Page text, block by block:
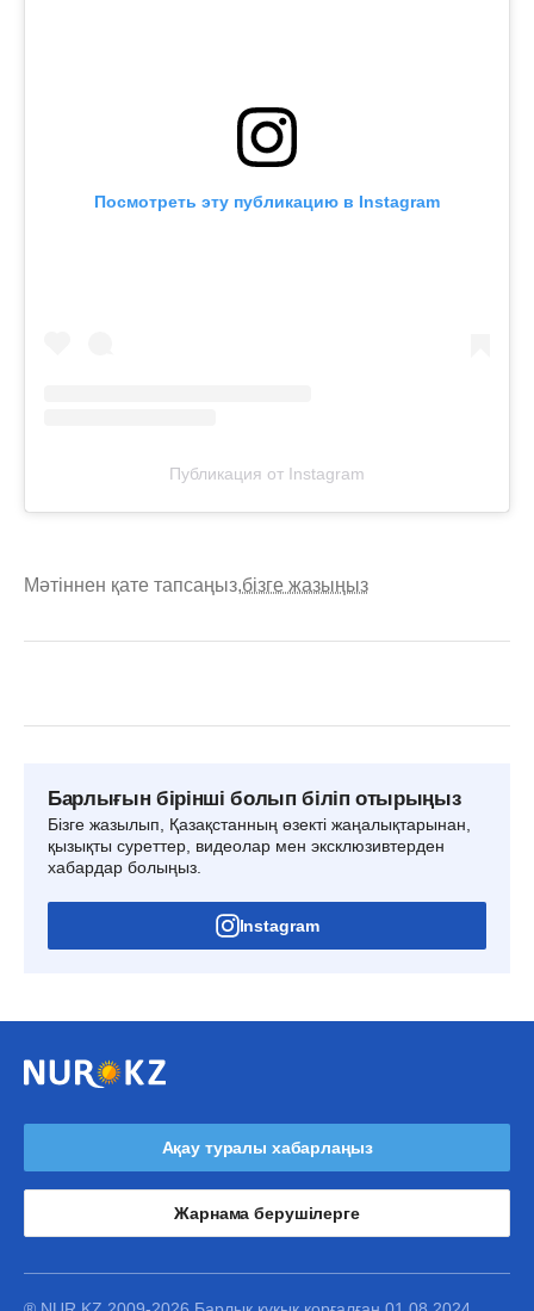
Посмотреть эту публикацию в Instagram
Публикация от Instagram
Мәтіннен қате тапсаңыз,бізге жазыңыз
Барлығын бірінші болып біліп отырыңыз
Бізге жазылып, Қазақстанның өзекті жаңалықтарынан,
қызықты суреттер, видеолар мен эксклюзивтерден
хабардар болыңыз.
Instagram
Ақау туралы хабарлаңыз
Жарнама берушілерге